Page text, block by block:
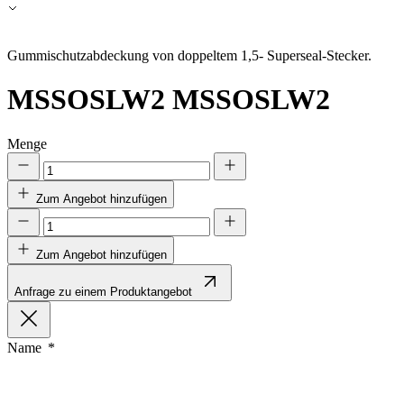
Gummischutzabdeckung von doppeltem 1,5- Superseal-Stecker.
MSSOSLW2 MSSOSLW2
Menge
Zum Angebot hinzufügen
Zum Angebot hinzufügen
Anfrage zu einem Produktangebot
Name
Meine Einstellungen speichern
Alle akzeptieren